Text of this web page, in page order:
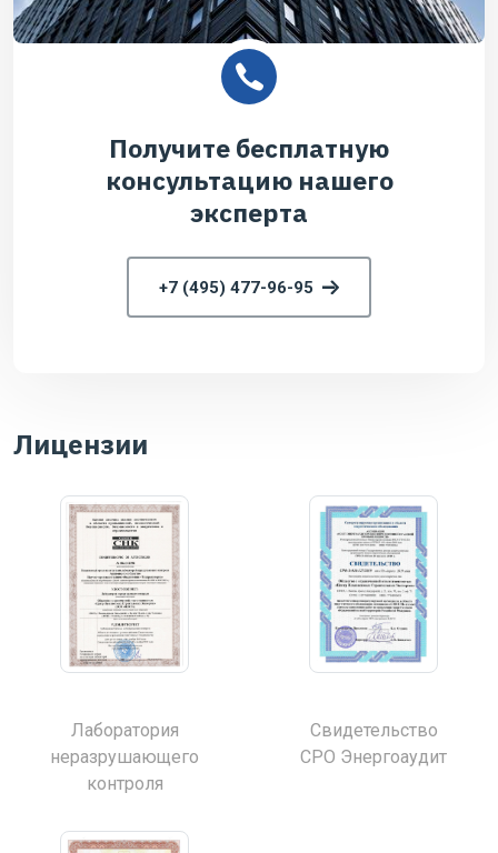
Получите бесплатную
консультацию нашего
эксперта
+7 (495) 477-96-95
Лицензии
Лаборатория
неразрушающего
контроля
Свидетельство
СРО Энергоаудит